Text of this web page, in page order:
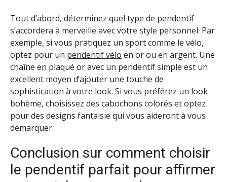
Tout d’abord, déterminez quel type de pendentif
s’accordera à merveille avec votre style personnel. Par
exemple, si vous pratiquez un sport comme le vélo,
optez pour un pendentif vélo en or ou en argent. Une
chaîne en plaqué or avec un pendentif simple est un
excellent moyen d’ajouter une touche de
sophistication à votre look. Si vous préférez un look
bohème, choisissez des cabochons colorés et optez
pour des designs fantaisie qui vous aideront à vous
démarquer.
Conclusion sur comment choisir
le pendentif parfait pour affirmer